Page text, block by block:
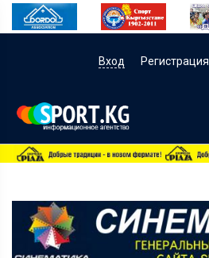
Вход Регистрация